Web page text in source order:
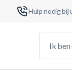
Hulp nodig bij